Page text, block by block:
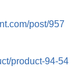
post/957
product-94-54